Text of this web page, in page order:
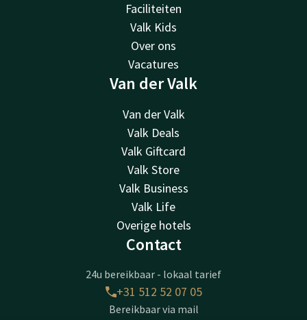
Faciliteiten
Valk Kids
Over ons
Vacatures
Van der Valk
Van der Valk
Valk Deals
Valk Giftcard
Valk Store
Valk Business
Valk Life
Overige hotels
Contact
24u bereikbaar - lokaal tarief
+31 512 52 07 05
Bereikbaar via mail